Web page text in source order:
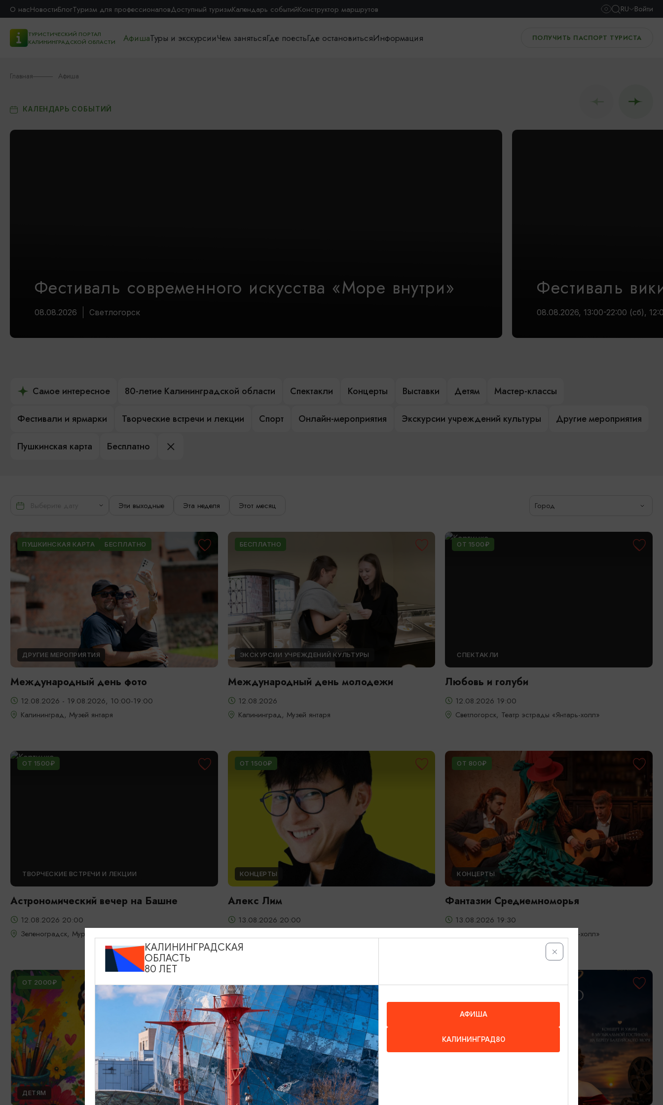
О насНовостиБлогТуризм для профессионаловДоступный туризмКалендарь событийКонструктор маршрутов RU Войти
ТУРИСТИЧЕСКИЙ ПОРТАЛ
КАЛИНИНГРАДСКОЙ ОБЛАСТИ
АфишаТуры и экскурсииЧем занятьсяГде поестьГде остановитьсяИнформация ПОЛУЧИТЬ ПАСПОРТ ТУРИСТА
Главная Афиша
КАЛЕНДАРЬ СОБЫТИЙ
Фестиваль современного искусства «Море внутри»
08.08.2026 Светлогорск
Фестиваль
08.08.2026, 13:00-22:00 (сб),
Самое интересное 80-летие Калининградской области Спектакли Концерты Выставки Детям Мастер-классы
Фестивали и ярмарки Творческие встречи и лекции Спорт Онлайн-мероприятия Экскурсии учреждений культуры Другие мероприятия
Пушкинская карта Бесплатно
Эти выходные Эта неделя Этот месяц Город
ПУШКИНСКАЯ КАРТА БЕСПЛАТНО
ДРУГИЕ МЕРОПРИЯТИЯ
Международный день фото
12.08.2026 - 19.08.2026, 10:00-19:00
Калининград, Музей янтаря
БЕСПЛАТНО
ЭКСКУРСИИ УЧРЕЖДЕНИЙ КУЛЬТУРЫ
Международный день молодежи
12.08.2026
Калининград, Музей янтаря
ОТ 1500₽
СПЕКТАКЛИ
Любовь и голуби
12.08.2026 19:00
Светлогорск, Театр эстрады «Янтарь-холл»
ОТ 1500₽
ТВОРЧЕСКИЕ ВСТРЕЧИ И ЛЕКЦИИ
Астрономический вечер на Башне
12.08.2026 20:00
Зеленоградск, Мурариум
ОТ 1500₽
КОНЦЕРТЫ
Алекс Лим
13.08.2026 20:00
ОТ 800₽
КОНЦЕРТЫ
Фантазии Средиемноморья
13.08.2026 19:30
Светлогорск, Театр эстрады «Янтарь-холл»
ОТ 2000₽
ДЕТЯМ ДЕТЯМ
КАЛИНИНГРАДСКАЯ
ОБЛАСТЬ
80 ЛЕТ
АФИША
КАЛИНИНГРАД80